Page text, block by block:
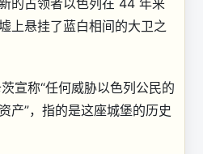
的占领者以色列在 44 年来
上悬挂了蓝白相间的大卫之
宣称“任何威胁以色列公民的
产”，指的是这座城堡的历史